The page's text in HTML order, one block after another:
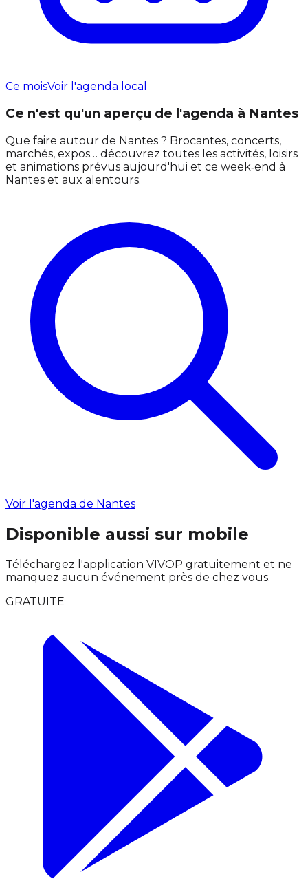
Ce moisVoir l'agenda local
Ce n'est qu'un aperçu de l'agenda à Nantes
Que faire autour de Nantes ? Brocantes, concerts,
marchés, expos… découvrez toutes les activités, loisirs
et animations prévus aujourd'hui et ce week‑end à
Nantes et aux alentours.
Voir l'agenda de Nantes
Disponible aussi sur mobile
Téléchargez l'application VIVOP gratuitement et ne
manquez aucun événement près de chez vous.
GRATUITE